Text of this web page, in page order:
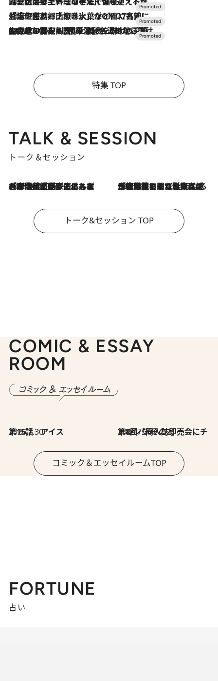
2026.7.17
「土佐和ハーブかき氷」がOMO7高知に登場！生姜、山椒、大葉など目にも舌にも涼を呼ぶ郷土の味
2026.7.10
NEW OPEN！【界 草津】名湯の地に誕生。趣の異なる2種の温泉と上州ならではの会席・蕎麦割烹など美食を味わう究極の癒やし旅
特集 TOP
TALK & SESSION
トーク＆セッション
2026.8.3
「今後値上げがあるとすれば…」「リスクがあるのは今年の冬」エネルギー専門家が語る、ホルムズ海峡封鎖が家庭にもたらす“ある心配” 2026.8.3
「住宅建てられない…」「サーチャージ料の高値が続いている」ホルムズ海峡封鎖による影響はいつまで続く？《エネルギー専門家に聞く“どうなる日本の暮らし”》
トーク&セッション TOP
COMIC & ESSAY
ROOM
2026.7.30
第15話 アイス 2026.7.30
第8回「同人誌即売会にチャレンジ その2」
コミック＆エッセイルームTOP
FORTUNE
占い